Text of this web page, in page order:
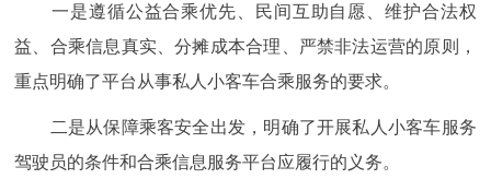
一是遵循公益合乘优先、民间互助自愿、维护合法权
益、合乘信息真实、分摊成本合理、严禁非法运营的原则，
重点明确了平台从事私人小客车合乘服务的要求。
二是从保障乘客安全出发，明确了开展私人小客车服务
驾驶员的条件和合乘信息服务平台应履行的义务。